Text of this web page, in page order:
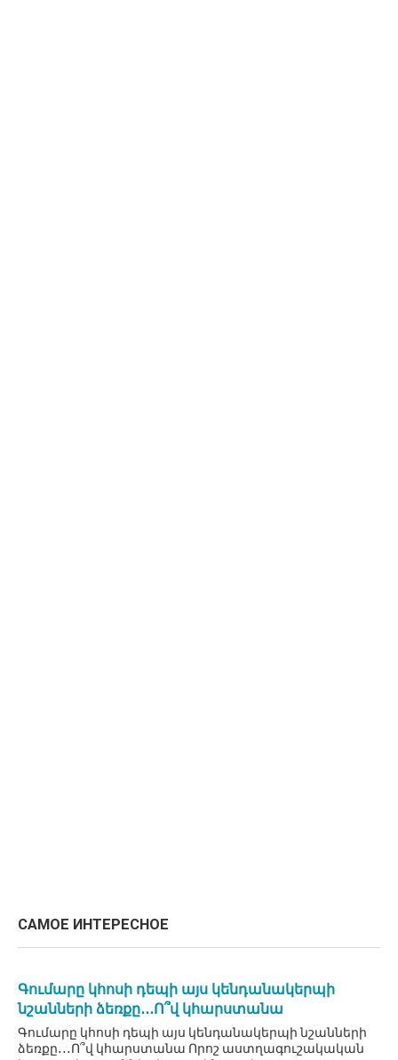
САМОЕ ИНТЕРЕСНОЕ
Գումարը կհոսի դեպի այս կենդանակերպի
նշանների ձեռքը․․․Ո՞վ կհարստանա
Գումարը կհոսի դեպի այս կենդանակերպի նշանների
ձեռքը․․․Ո՞վ կհարստանա Որոշ աստղագուշակական